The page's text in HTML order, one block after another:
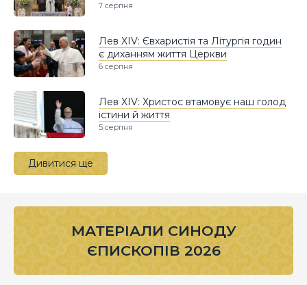
7 серпня
Лев XIV: Євхаристія та Літургія годин
є диханням життя Церкви
6 серпня
Лев XIV: Христос втамовує наш голод
істини й життя
5 серпня
Дивитися ще
МАТЕРІАЛИ СИНОДУ
ЄПИСКОПІВ 2026